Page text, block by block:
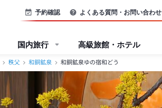
予約確認 よくある質問・お問い合わせ
国内旅行 高級旅館・ホテル
秩父 和銅鉱泉 和銅鉱泉ゆの宿和どう